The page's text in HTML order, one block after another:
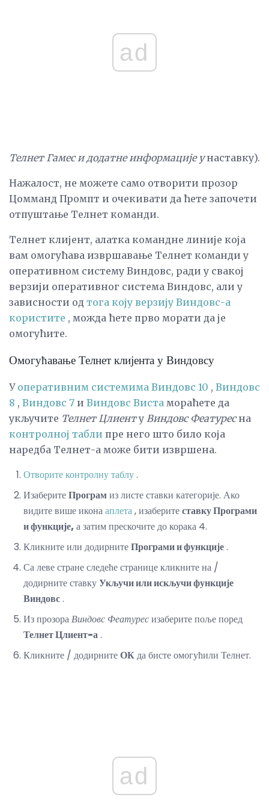
ad
Телнет Гамес и додатне информације унаставку).
Нажалост, не можете само отворити прозор
Цомманд Промпт и очекивати да ћете започети
отпуштање Телнет команди.
Телнет клијент, алатка командне линије која
вам омогућава извршавање Телнет команди у
оперативном систему Виндовс, ради у свакој
верзији оперативног система Виндовс, али у
зависности од тога коју верзију Виндовс-а
користите , можда ћете прво морати да је
омогућите.
Омогућавање Телнет клијента у Виндовсу
У оперативним системима Виндовс 10 , Виндовс
8 , Виндовс 7 и Виндовс Виста мораћете да
укључите Телнет Цлиенту Виндовс Феатуресна
контролној табли пре него што било која
наредба Телнет-а може бити извршена.
Отворите контролну таблу.
ИзаберитеПрограмиз листе ставки категорије. Ако
видите више иконааплета, изаберитеставку Програми
и функције, а затим прескочите до корака 4.
Кликните или додирнитеПрограми и функције.
Са леве стране следеће странице кликните на /
додирните ставкуУкључи или искључи функције
Виндовс.
Из прозораВиндовс Феатуресизаберите поље поред
Телнет Цлиент-а.
Кликните / додирнитеОКда бисте омогућили Телнет.
ad